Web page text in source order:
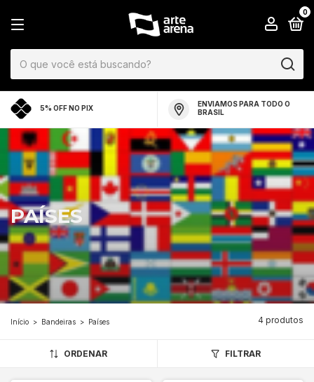
0
5% OFF NO PIX
ENVIAMOS PARA TODO O
BRASIL
PAÍSES
Início > Bandeiras > Países 4 produtos
ORDENAR FILTRAR